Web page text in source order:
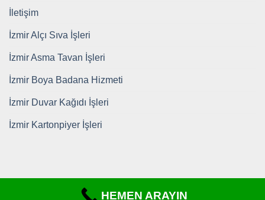
İletişim
İzmir Alçı Sıva İşleri
İzmir Asma Tavan İşleri
İzmir Boya Badana Hizmeti
İzmir Duvar Kağıdı İşleri
İzmir Kartonpiyer İşleri
Copyright 2026 © https://www.tadilatdekorizmir.com/
HEMEN ARAYIN